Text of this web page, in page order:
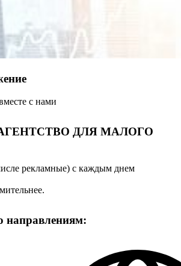
с нами
ДЛЯ МАЛОГО
рекламные) с каждым днем
направлениям: